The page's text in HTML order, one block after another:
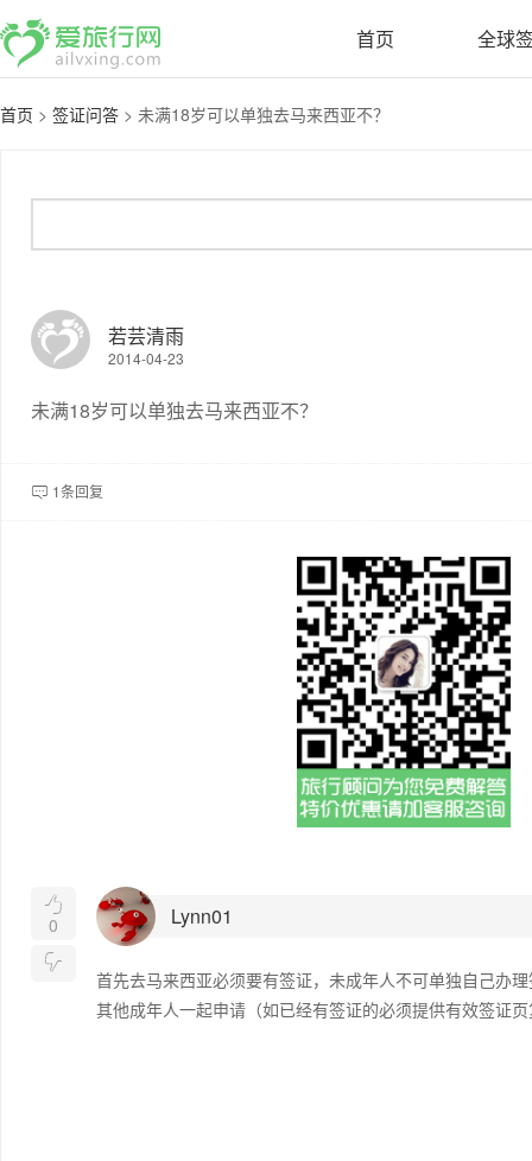
首页 全球
首页 > 签证问答 > 未满18岁可以单独去马来西亚不？
若芸清雨
2014-04-23
未满18岁可以单独去马来西亚不？
 1条回复

0

Lynn01
首先去马来西亚必须要有签证，未成年人不可单独自己办
其他成年人一起申请（如已经有签证的必须提供有效签证